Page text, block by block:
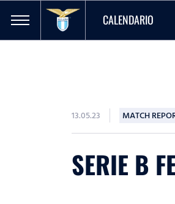
CALENDARIO
13.05.23 MATCH
SERIE B